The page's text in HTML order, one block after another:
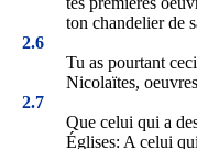
ton chandelier de
2.6
Tu as pourtant
Nicolaïtes,
2.7
Que celui qui a
Églises: A celui